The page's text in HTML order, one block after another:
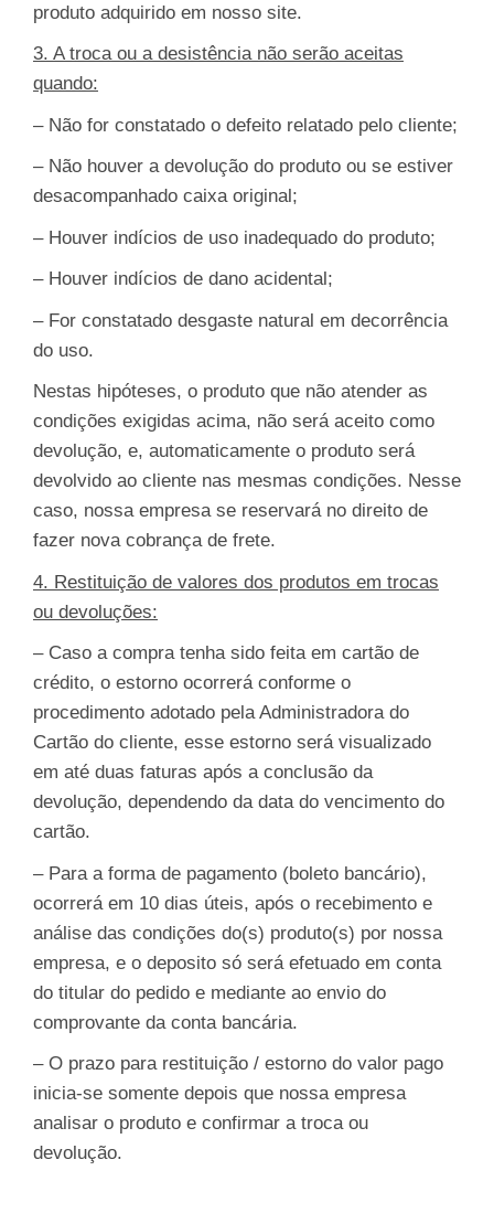
produto adquirido em nosso site.
3. A troca ou a desistência não serão aceitas
quando:
– Não for constatado o defeito relatado pelo cliente;
– Não houver a devolução do produto ou se estiver
desacompanhado caixa original;
– Houver indícios de uso inadequado do produto;
– Houver indícios de dano acidental;
– For constatado desgaste natural em decorrência
do uso.
Nestas hipóteses, o produto que não atender as
condições exigidas acima, não será aceito como
devolução, e, automaticamente o produto será
devolvido ao cliente nas mesmas condições. Nesse
caso, nossa empresa se reservará no direito de
fazer nova cobrança de frete.
4. Restituição de valores dos produtos em trocas
ou devoluções:
– Caso a compra tenha sido feita em cartão de
crédito, o estorno ocorrerá conforme o
procedimento adotado pela Administradora do
Cartão do cliente, esse estorno será visualizado
em até duas faturas após a conclusão da
devolução, dependendo da data do vencimento do
cartão.
– Para a forma de pagamento (boleto bancário),
ocorrerá em 10 dias úteis, após o recebimento e
análise das condições do(s) produto(s) por nossa
empresa, e o deposito só será efetuado em conta
do titular do pedido e mediante ao envio do
comprovante da conta bancária.
– O prazo para restituição / estorno do valor pago
inicia-se somente depois que nossa empresa
analisar o produto e confirmar a troca ou
devolução.